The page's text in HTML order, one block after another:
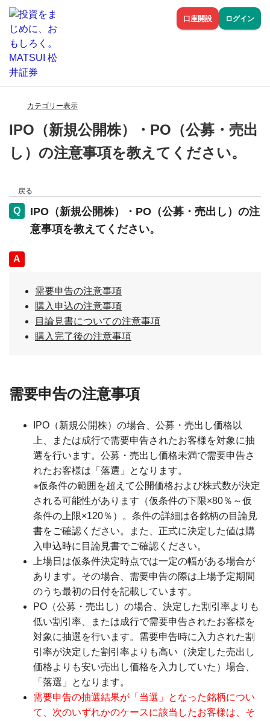
口座開設 ログイン
カテゴリー表示
IPO（新規公開株）・PO（公募・売出
し）の注意事項を教えてください。
戻る
IPO（新規公開株）・PO（公募・売出し）の注
意事項を教えてください。
回答
需要申告の注意事項
購入申込の注意事項
目論見書についての注意事項
購入完了後の注意事項
需要申告の注意事項
IPO（新規公開株）の場合、公募・売出し価格以
上、または成行で需要申告されたお客様を対象に抽
選を行います。公募・売出し価格未満で需要申告さ
れたお客様は「落選」となります。
※仮条件の範囲を超えて公開価格および株式数が決定
される可能性があります（仮条件の下限×80％～仮
条件の上限×120％）。条件の詳細は各銘柄の目論見
書をご確認ください。また、正式に決定した値は購
入申込時に目論見書でご確認ください。
上場日は仮条件決定時点では一定の幅がある場合が
あります。その場合、需要申告の際は上場予定期間
のうち最初の日付を記載しています。
PO（公募・売出し）の場合、決定した割引率よりも
低い割引率、または成行で需要申告されたお客様を
対象に抽選を行います。需要申告時に入力された割
引率が決定した割引率よりも高い（決定した売出し
価格よりも安い売出し価格を入力していた）場合、
「落選」となります。
需要申告の抽選結果が「当選」となった銘柄につい
て、次のいずれかのケースに該当したお客様は、そ